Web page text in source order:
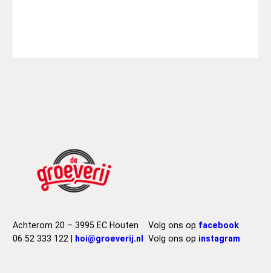
Achterom 20 – 3995 EC Houten
06 52 333 122 |
hoi@groeverij.nl
Volg ons op facebook
Volg ons op instagram